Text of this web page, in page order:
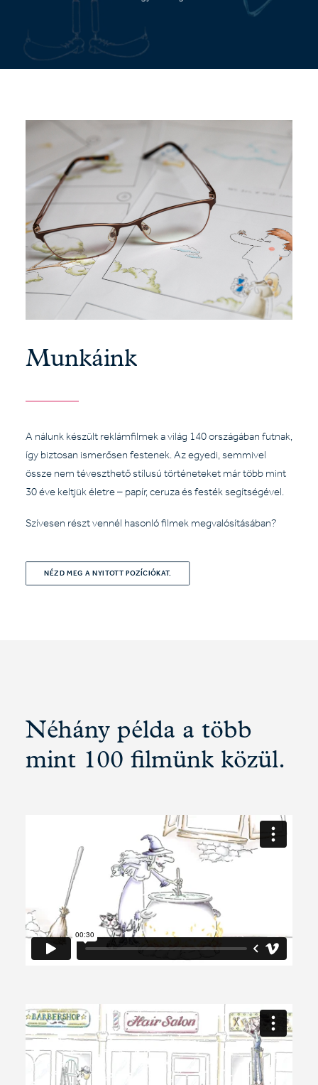
Munkáink
A nálunk készült reklámfilmek a világ 140 országában futnak,
így biztosan ismerősen festenek. Az egyedi, semmivel
össze nem téveszthető stílusú történeteket már több mint
30 éve keltjük életre – papír, ceruza és festék segítségével.
Szívesen részt vennél hasonló filmek megvalósításában?
NÉZD MEG A NYITOTT POZÍCIÓKAT.
Néhány példa a több
mint 100 filmünk közül.